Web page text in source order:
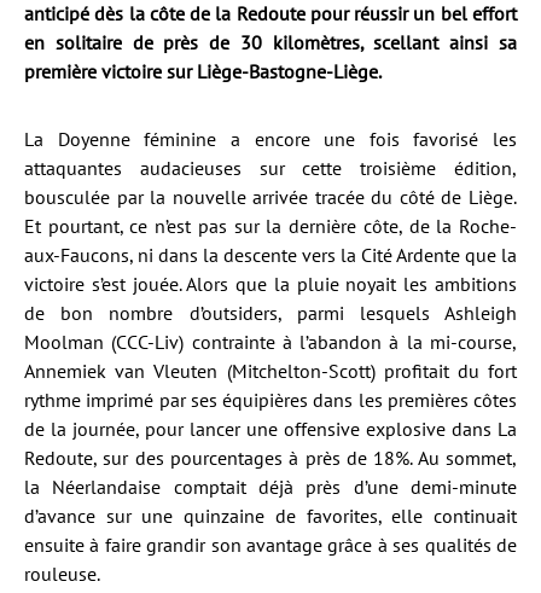
anticipé dès la côte de la Redoute pour réussir un bel effort
en solitaire de près de 30 kilomètres, scellant ainsi sa
première victoire sur Liège-Bastogne-Liège.
La Doyenne féminine a encore une fois favorisé les
attaquantes audacieuses sur cette troisième édition,
bousculée par la nouvelle arrivée tracée du côté de Liège.
Et pourtant, ce n’est pas sur la dernière côte, de la Roche-
aux-Faucons, ni dans la descente vers la Cité Ardente que la
victoire s’est jouée. Alors que la pluie noyait les ambitions
de bon nombre d’outsiders, parmi lesquels Ashleigh
Moolman (CCC-Liv) contrainte à l’abandon à la mi-course,
Annemiek van Vleuten (Mitchelton-Scott) profitait du fort
rythme imprimé par ses équipières dans les premières côtes
de la journée, pour lancer une offensive explosive dans La
Redoute, sur des pourcentages à près de 18%. Au sommet,
la Néerlandaise comptait déjà près d’une demi-minute
d’avance sur une quinzaine de favorites, elle continuait
ensuite à faire grandir son avantage grâce à ses qualités de
rouleuse.